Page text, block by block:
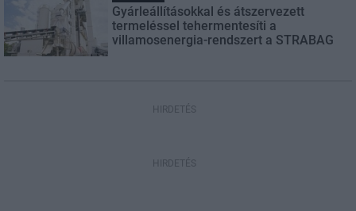
Gyárleállításokkal és átszervezett
termeléssel tehermentesíti a
villamosenergia-rendszert a STRABAG
HIRDETÉS
HIRDETÉS